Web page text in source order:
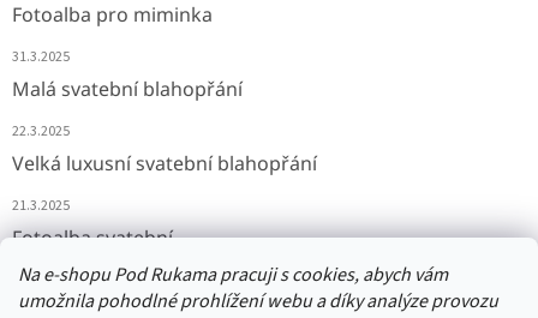
Na e-shopu Pod Rukama pracuji s cookies, abych vám
umožnila pohodlné prohlížení webu a díky analýze provozu
Fotoalba pro miminka
31.3.2025
Malá svatební blahopřání
22.3.2025
Velká luxusní svatební blahopřání
21.3.2025
Fotoalba svatební
11.3.2025